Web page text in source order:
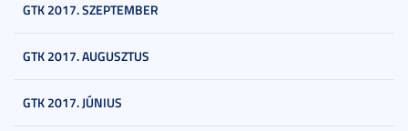
GTK 2017. SZEPTEMBER
GTK 2017. AUGUSZTUS
GTK 2017. JÚNIUS